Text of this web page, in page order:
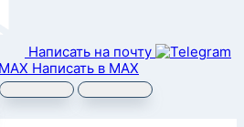
Написать на почту
Написать в MAX